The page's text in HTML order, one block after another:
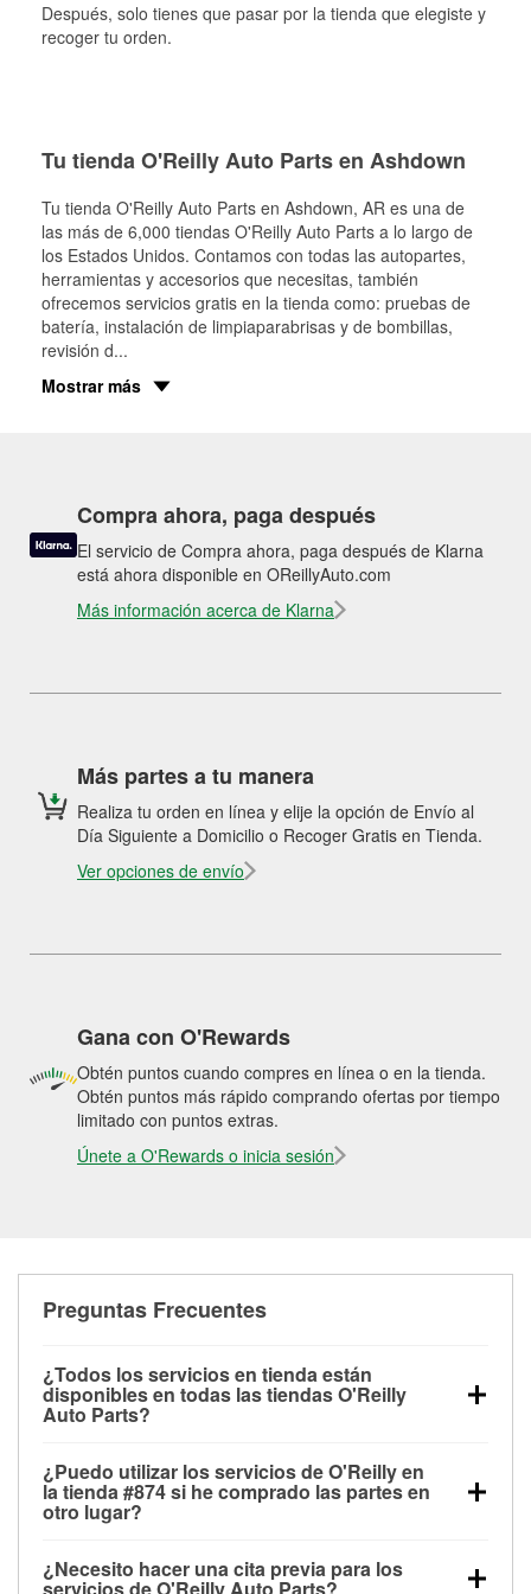
Después, solo tienes que pasar por la tienda que elegiste y
recoger tu orden.
Tu tienda O'Reilly Auto Parts en Ashdown
Tu tienda O'Reilly Auto Parts en Ashdown, AR es una de
las más de 6,000 tiendas O'Reilly Auto Parts a lo largo de
los Estados Unidos. Contamos con todas las autopartes,
herramientas y accesorios que necesitas, también
ofrecemos servicios gratis en la tienda como: pruebas de
batería, instalación de limpiaparabrisas y de bombillas,
revisión d...
Mostrar más
Compra ahora, paga después
El servicio de Compra ahora, paga después de Klarna
está ahora disponible en OReillyAuto.com
Más información acerca de Klarna
Más partes a tu manera
Realiza tu orden en línea y elije la opción de Envío al
Día Siguiente a Domicilio o Recoger Gratis en Tienda.
Ver opciones de envío
Gana con O'Rewards
Obtén puntos cuando compres en línea o en la tienda.
Obtén puntos más rápido comprando ofertas por tiempo
limitado con puntos extras.
Únete a O'Rewards o inicia sesión
Preguntas Frecuentes
¿Todos los servicios en tienda están
disponibles en todas las tiendas O'Reilly
Auto Parts?
las pruebas de batería, pruebas de alternador y
motor de arranque, revisión de la luz “Check Engine”
con O'Reilly VeriScan® e instalación de
limpiaparabrisas o bombillas, están disponibles en
todas las tiendas O'Reilly Auto Parts. La tienda
¿Puedo utilizar los servicios de O'Reilly en
la tienda #874 si he comprado las partes en
otro lugar?
de O'Reilly Auto Parts que estén disponibles en la
¿Necesito hacer una cita previa para los